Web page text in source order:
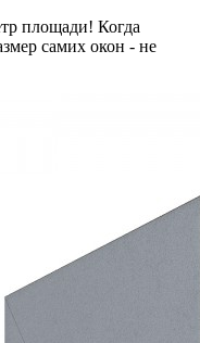
площади! Когда
самих окон - не